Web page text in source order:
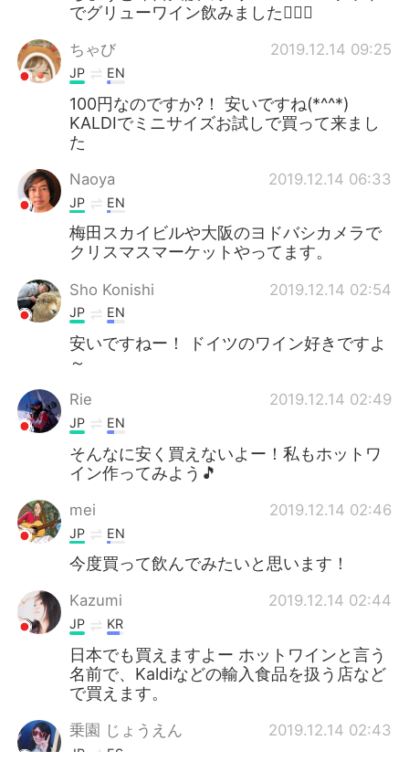
Português
でグリューワイン飲みました🙋‍♀️✨
ちゃび 2019.12.14 09:25
JP EN
100円なのですか?！ 安いですね(*^^*)
KALDIでミニサイズお試しで買って来まし
た
Naoya 2019.12.14 06:33
JP EN
梅田スカイビルや大阪のヨドバシカメラで
クリスマスマーケットやってます。
Sho Konishi 2019.12.14 02:54
JP EN
安いですねー！ ドイツのワイン好きですよ
～
Rie 2019.12.14 02:49
JP EN
そんなに安く買えないよー！私もホットワ
イン作ってみよう🎵
mei 2019.12.14 02:46
JP EN
今度買って飲んでみたいと思います！
Kazumi 2019.12.14 02:44
JP KR
日本でも買えますよー ホットワインと言う
名前で、Kaldiなどの輸入食品を扱う店など
で買えます。
乗園 じょうえん 2019.12.14 02:43
JP ES